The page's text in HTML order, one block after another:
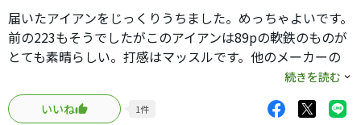
届いたアイアンをじっくりうちました。めっちゃよいです。
前の223もそうでしたがこのアイアンは89pの軟鉄のものが
とても素晴らしい。打感はマッスルです。他のメーカーの
アイアンも打感はいいなと思うものもありますが、やはり
ミズノプロの軟鉄、銅メッキにはかなわない。シャフトで
も打感は全然変わりますが、モーダスもいいです。小ぶり
続きを読む
いいね
1件